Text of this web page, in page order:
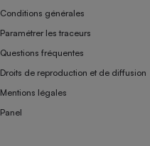
Conditions générales
Paramétrer les traceurs
Questions fréquentes
Droits de reproduction et de diffusion
Mentions légales
Panel